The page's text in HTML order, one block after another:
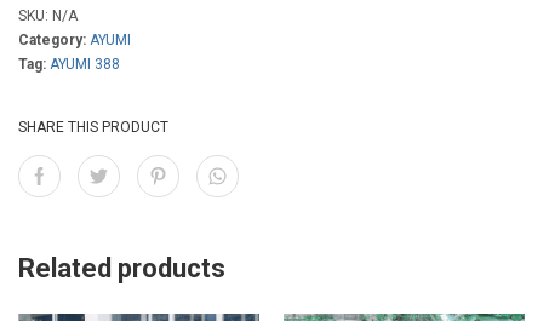
SKU: N/A
Category: AYUMI
Tag: AYUMI 388
SHARE THIS PRODUCT
Related products